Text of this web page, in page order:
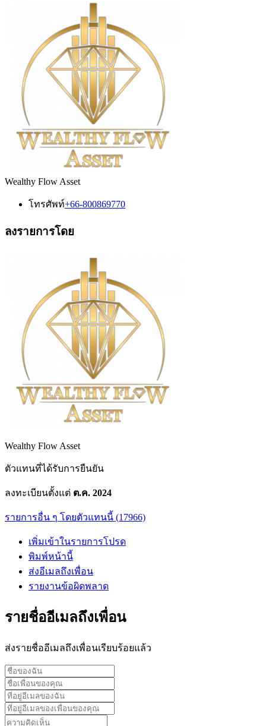
Wealthy Flow Asset
โทรศัพท์+66-800869770
ลงรายการโดย
Wealthy Flow Asset
ตัวแทนที่ได้รับการยืนยัน
ลงทะเบียนตั้งแต่ ต.ค. 2024
รายการอื่น ๆ โดยตัวแทนนี้ (17966)
เพิ่มเข้าในรายการโปรด
พิมพ์หน้านี้
ส่งอีเมลถึงเพื่อน
รายงานข้อผิดพลาด
รายชื่ออีเมลถึงเพื่อน
ส่งรายชื่ออีเมลถึงเพื่อนเรียบร้อยแล้ว